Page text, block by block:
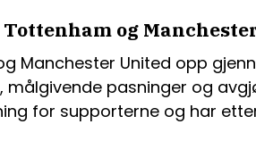
og
Manchester United opp
pasninger og
for supporterne og har